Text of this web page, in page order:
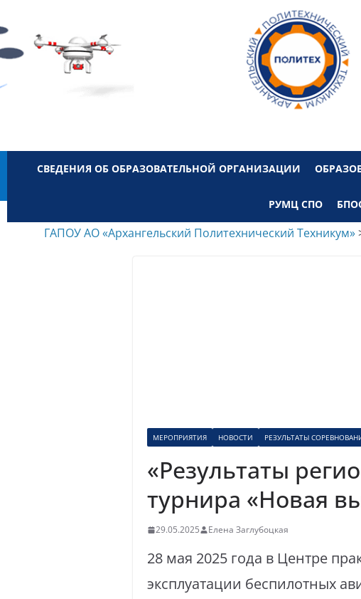
СВЕДЕНИЯ ОБ ОБРАЗОВАТЕЛЬНОЙ ОРГАНИЗАЦИИ
РУМЦ СПО
ГАПОУ АО «Архангельский Политехнический Техникум»
МЕРОПРИЯТИЯ НОВОСТИ РЕЗУЛЬТАТЫ
«Результаты
турнира «Новая
29.05.2025 Елена Заглубоцкая
28 мая 2025 года в Центре
эксплуатации беспилотных